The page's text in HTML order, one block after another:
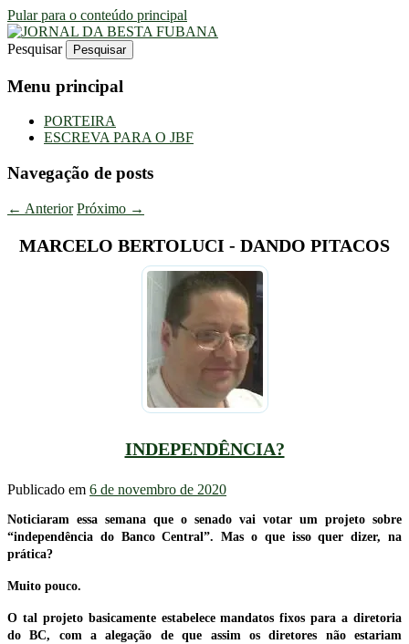
Pular para o conteúdo principal
JORNAL DA BESTA FUBANA
Uma Gazeta Escrota
Pesquisar
Menu principal
PORTEIRA
ESCREVA PARA O JBF
Navegação de posts
← Anterior Próximo →
MARCELO BERTOLUCI - DANDO PITACOS
INDEPENDÊNCIA?
Publicado em 6 de novembro de 2020
Noticiaram essa semana que o senado vai votar um projeto sobre
“independência do Banco Central”. Mas o que isso quer dizer, na
prática?
Muito pouco.
O tal projeto basicamente estabelece mandatos fixos para a diretoria
do BC, com a alegação de que assim os diretores não estariam